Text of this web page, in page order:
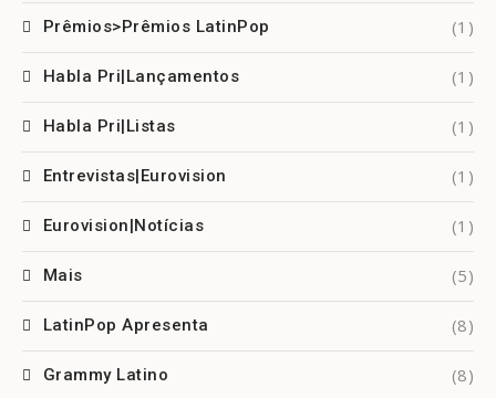
Prêmios>Prêmios LatinPop (1)
Habla Pri|Lançamentos (1)
Habla Pri|Listas (1)
Entrevistas|Eurovision (1)
Eurovision|Notícias (1)
Mais (5)
LatinPop Apresenta (8)
Grammy Latino (8)